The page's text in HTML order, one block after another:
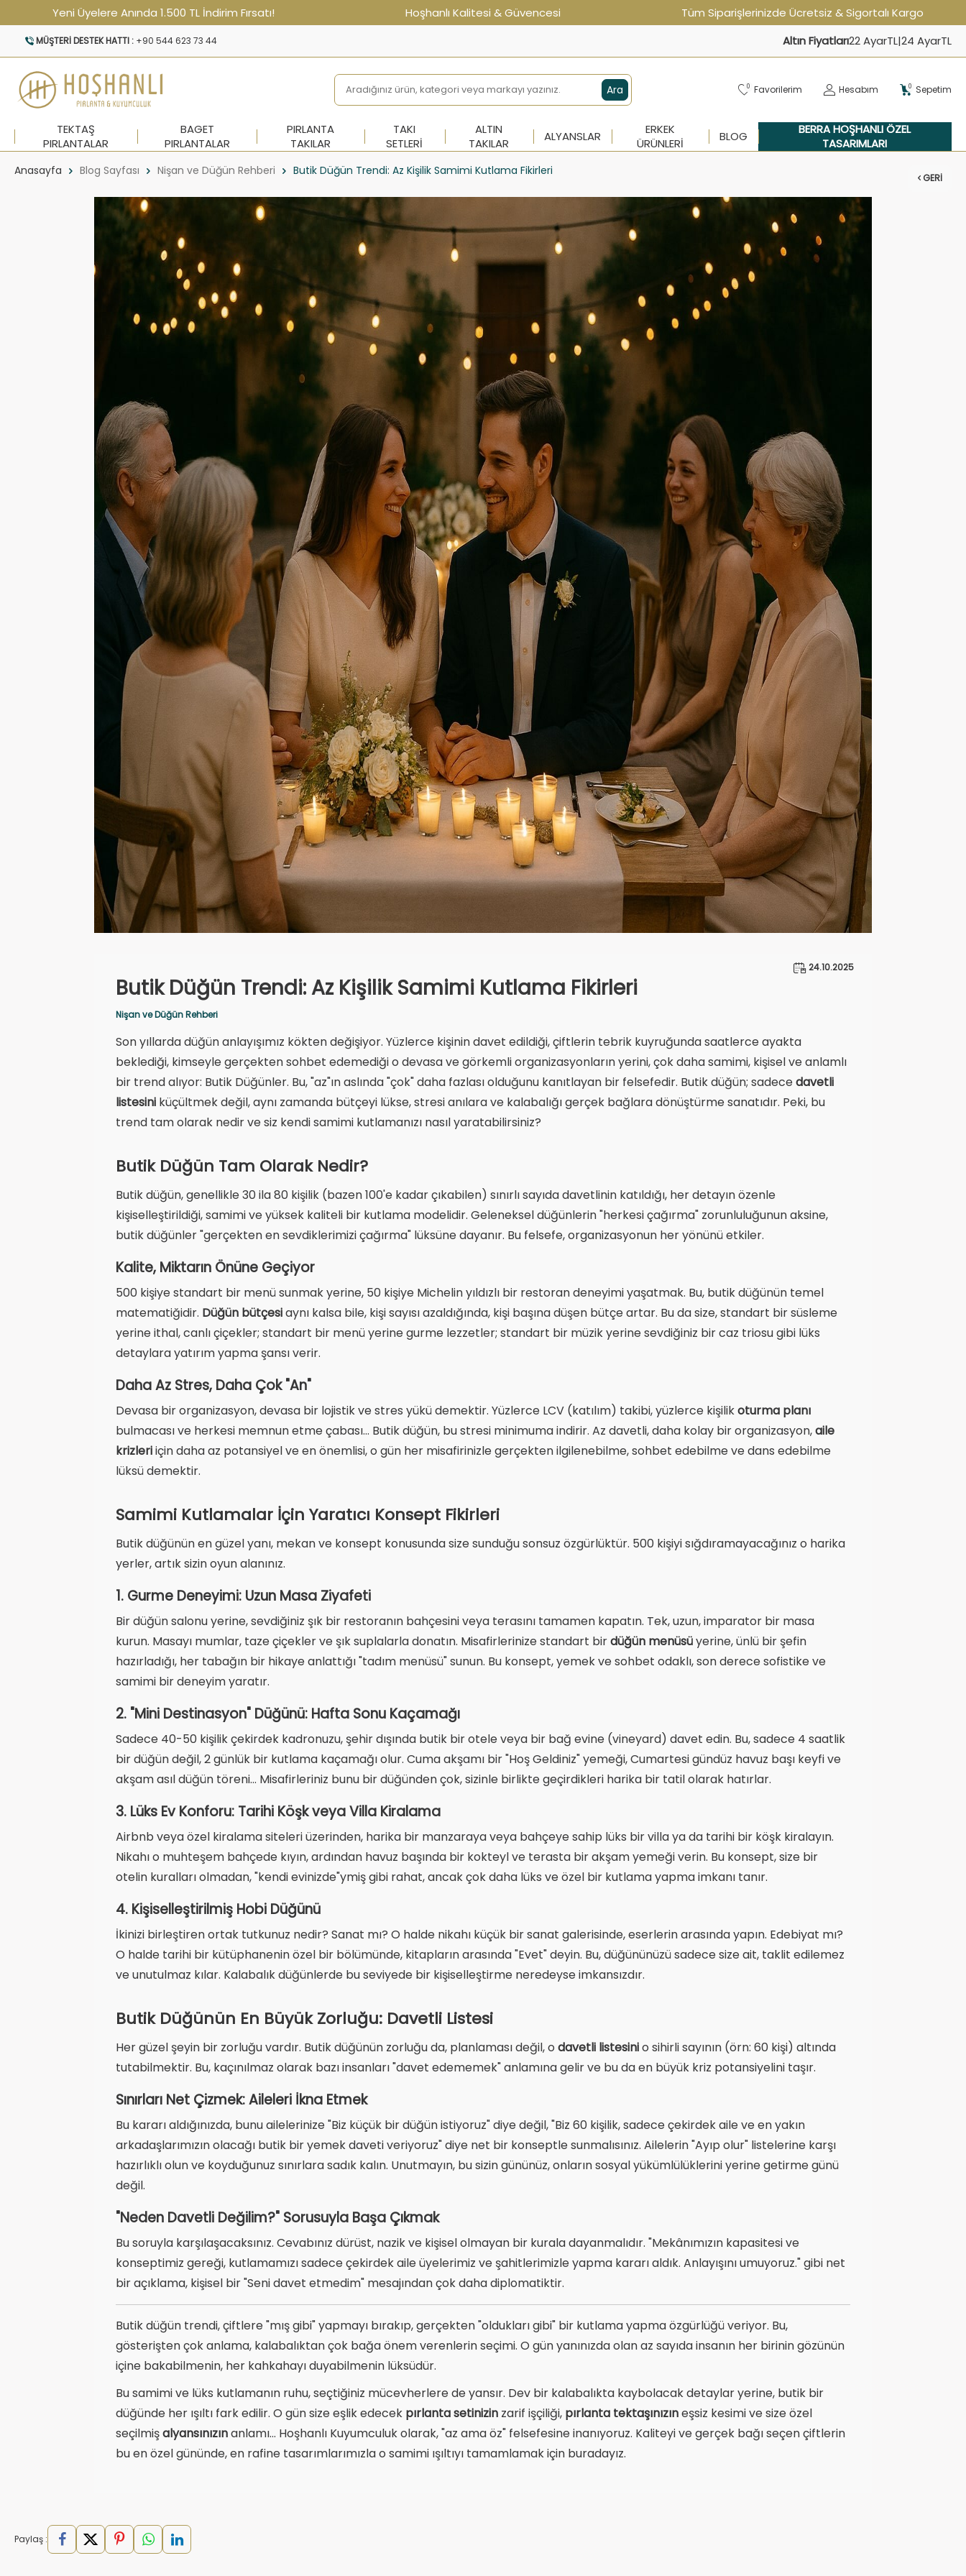
Yeni Üyelere Anında 1.500 TL İndirim Fırsatı! Hoşhanlı Kalitesi & Güvencesi Tüm Siparişlerinizde Ücretsiz & Sigortalı Kargo
MÜŞTERI DESTEK HATTI : +90 544 623 73 44 Altın Fiyatları22 AyarTL|24 AyarTL
Ara 0 Favorilerim Hesabım 0 Sepetim
TEKTAŞ
PIRLANTALAR
BAGET
PIRLANTALAR
PIRLANTA
TAKILAR
TAKI
SETLERI
ALTIN
TAKILAR
ALYANSLAR
ERKEK
ÜRÜNLERI
BLOG
BERRA HOŞHANLI ÖZEL
TASARIMLARI
Anasayfa Blog Sayfası Nişan ve Düğün Rehberi Butik Düğün Trendi: Az Kişilik Samimi Kutlama Fikirleri
GERI
24.10.2025
Butik Düğün Trendi: Az Kişilik Samimi Kutlama Fikirleri
Nişan ve Düğün Rehberi
Son yıllarda düğün anlayışımız kökten değişiyor. Yüzlerce kişinin davet edildiği, çiftlerin tebrik kuyruğunda saatlerce ayakta
beklediği, kimseyle gerçekten sohbet edemediği o devasa ve görkemli organizasyonların yerini, çok daha samimi, kişisel ve anlamlı
bir trend alıyor: Butik Düğünler. Bu, "az"ın aslında "çok" daha fazlası olduğunu kanıtlayan bir felsefedir. Butik düğün; sadecedavetli
listesini küçültmek değil, aynı zamanda bütçeyi lükse, stresi anılara ve kalabalığı gerçek bağlara dönüştürme sanatıdır. Peki, bu
trend tam olarak nedir ve siz kendi samimi kutlamanızı nasıl yaratabilirsiniz?
Butik Düğün Tam Olarak Nedir?
Butik düğün, genellikle 30 ila 80 kişilik (bazen 100'e kadar çıkabilen) sınırlı sayıda davetlinin katıldığı, her detayın özenle
kişiselleştirildiği, samimi ve yüksek kaliteli bir kutlama modelidir. Geleneksel düğünlerin "herkesi çağırma" zorunluluğunun aksine,
butik düğünler "gerçekten en sevdiklerimizi çağırma" lüksüne dayanır. Bu felsefe, organizasyonun her yönünü etkiler.
Kalite, Miktarın Önüne Geçiyor
500 kişiye standart bir menü sunmak yerine, 50 kişiye Michelin yıldızlı bir restoran deneyimi yaşatmak. Bu, butik düğünün temel
matematiğidir. Düğün bütçesiaynı kalsa bile, kişi sayısı azaldığında, kişi başına düşen bütçe artar. Bu da size, standart bir süsleme
yerine ithal, canlı çiçekler; standart bir menü yerine gurme lezzetler; standart bir müzik yerine sevdiğiniz bir caz triosu gibi lüks
detaylara yatırım yapma şansı verir.
Daha Az Stres, Daha Çok "An"
Devasa bir organizasyon, devasa bir lojistik ve stres yükü demektir. Yüzlerce LCV (katılım) takibi, yüzlerce kişilikoturma planı
bulmacası ve herkesi memnun etme çabası... Butik düğün, bu stresi minimuma indirir. Az davetli, daha kolay bir organizasyon,aile
krizleriiçin daha az potansiyel ve en önemlisi, o gün her misafirinizle gerçekten ilgilenebilme, sohbet edebilme ve dans edebilme
lüksü demektir.
Samimi Kutlamalar İçin Yaratıcı Konsept Fikirleri
Butik düğünün en güzel yanı, mekan ve konsept konusunda size sunduğu sonsuz özgürlüktür. 500 kişiyi sığdıramayacağınız o harika
yerler, artık sizin oyun alanınız.
1. Gurme Deneyimi: Uzun Masa Ziyafeti
Bir düğün salonu yerine, sevdiğiniz şık bir restoranın bahçesini veya terasını tamamen kapatın. Tek, uzun, imparator bir masa
kurun. Masayı mumlar, taze çiçekler ve şık suplalarla donatın. Misafirlerinize standart birdüğün menüsüyerine, ünlü bir şefin
hazırladığı, her tabağın bir hikaye anlattığı "tadım menüsü" sunun. Bu konsept, yemek ve sohbet odaklı, son derece sofistike ve
samimi bir deneyim yaratır.
2. "Mini Destinasyon" Düğünü: Hafta Sonu Kaçamağı
Sadece 40-50 kişilik çekirdek kadronuzu, şehir dışında butik bir otele veya bir bağ evine (vineyard) davet edin. Bu, sadece 4 saatlik
bir düğün değil, 2 günlük bir kutlama kaçamağı olur. Cuma akşamı bir "Hoş Geldiniz" yemeği, Cumartesi gündüz havuz başı keyfi ve
akşam asıl düğün töreni... Misafirleriniz bunu bir düğünden çok, sizinle birlikte geçirdikleri harika bir tatil olarak hatırlar.
3. Lüks Ev Konforu: Tarihi Köşk veya Villa Kiralama
Airbnb veya özel kiralama siteleri üzerinden, harika bir manzaraya veya bahçeye sahip lüks bir villa ya da tarihi bir köşk kiralayın.
Nikahı o muhteşem bahçede kıyın, ardından havuz başında bir kokteyl ve terasta bir akşam yemeği verin. Bu konsept, size bir
otelin kuralları olmadan, "kendi evinizde"ymiş gibi rahat, ancak çok daha lüks ve özel bir kutlama yapma imkanı tanır.
4. Kişiselleştirilmiş Hobi Düğünü
İkinizi birleştiren ortak tutkunuz nedir? Sanat mı? O halde nikahı küçük bir sanat galerisinde, eserlerin arasında yapın. Edebiyat mı?
O halde tarihi bir kütüphanenin özel bir bölümünde, kitapların arasında "Evet" deyin. Bu, düğününüzü sadece size ait, taklit edilemez
ve unutulmaz kılar. Kalabalık düğünlerde bu seviyede bir kişiselleştirme neredeyse imkansızdır.
Butik Düğünün En Büyük Zorluğu: Davetli Listesi
Her güzel şeyin bir zorluğu vardır. Butik düğünün zorluğu da, planlaması değil, odavetli listesinio sihirli sayının (örn: 60 kişi) altında
tutabilmektir. Bu, kaçınılmaz olarak bazı insanları "davet edememek" anlamına gelir ve bu da en büyük kriz potansiyelini taşır.
Sınırları Net Çizmek: Aileleri İkna Etmek
Bu kararı aldığınızda, bunu ailelerinize "Biz küçük bir düğün istiyoruz" diye değil, "Biz 60 kişilik, sadece çekirdek aile ve en yakın
arkadaşlarımızın olacağı butik bir yemek daveti veriyoruz" diye net bir konseptle sunmalısınız. Ailelerin "Ayıp olur" listelerine karşı
hazırlıklı olun ve koyduğunuz sınırlara sadık kalın. Unutmayın, bu sizin gününüz, onların sosyal yükümlülüklerini yerine getirme günü
değil.
"Neden Davetli Değilim?" Sorusuyla Başa Çıkmak
Bu soruyla karşılaşacaksınız. Cevabınız dürüst, nazik ve kişisel olmayan bir kurala dayanmalıdır. "Mekânımızın kapasitesi ve
konseptimiz gereği, kutlamamızı sadece çekirdek aile üyelerimiz ve şahitlerimizle yapma kararı aldık. Anlayışını umuyoruz." gibi net
bir açıklama, kişisel bir "Seni davet etmedim" mesajından çok daha diplomatiktir.
Butik düğün trendi, çiftlere "mış gibi" yapmayı bırakıp, gerçekten "oldukları gibi" bir kutlama yapma özgürlüğü veriyor. Bu,
gösterişten çok anlama, kalabalıktan çok bağa önem verenlerin seçimi. O gün yanınızda olan az sayıda insanın her birinin gözünün
içine bakabilmenin, her kahkahayı duyabilmenin lüksüdür.
Bu samimi ve lüks kutlamanın ruhu, seçtiğiniz mücevherlere de yansır. Dev bir kalabalıkta kaybolacak detaylar yerine, butik bir
düğünde her ışıltı fark edilir. O gün size eşlik edecek pırlanta setinizin zarif işçiliği, pırlanta tektaşınızıneşsiz kesimi ve size özel
seçilmişalyansınızınanlamı... Hoşhanlı Kuyumculuk olarak, "az ama öz" felsefesine inanıyoruz. Kaliteyi ve gerçek bağı seçen çiftlerin
bu en özel gününde, en rafine tasarımlarımızla o samimi ışıltıyı tamamlamak için buradayız.
Paylaş :